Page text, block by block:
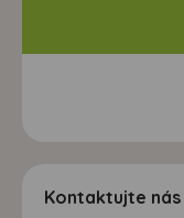
Kontaktujte nás